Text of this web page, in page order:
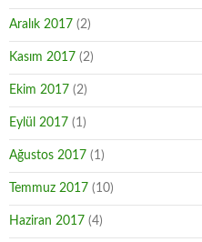
Aralık 2017 (2)
Kasım 2017 (2)
Ekim 2017 (2)
Eylül 2017 (1)
Ağustos 2017 (1)
Temmuz 2017 (10)
Haziran 2017 (4)